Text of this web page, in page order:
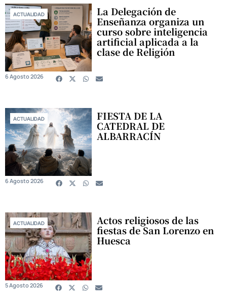
ACTUALIDAD La Delegación de
Enseñanza organiza un
curso sobre inteligencia
artificial aplicada a la
clase de Religión
6 Agosto 2026
ACTUALIDAD FIESTA DE LA
CATEDRAL DE
ALBARRACÍN
6 Agosto 2026
ACTUALIDAD Actos religiosos de las
fiestas de San Lorenzo en
Huesca
5 Agosto 2026